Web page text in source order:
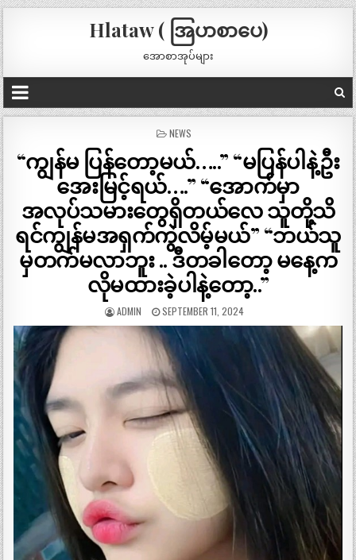
Hlataw ( အြပာစာပေ)
အောစာအုပ်များ
POSTED
NEWS
“ကျွန်မ ပြန်တော့မယ်…..” “မပြန်ပါနဲ့ဦး
အေးမြင့်ရယ်….” “အောက်မှာ
အလုပ်သမားတွေရှိတယ်လေ သူတို့သိ
ရင်ကျွန်မအရှက်ကွဲလိမ့်မယ်” “ဘယ်သူ
မှတက်မလာဘူး .. ဒီတခါတော့ မနေ့က
လိုမထားခဲ့ပါနဲ့တော့..”
ADMIN SEPTEMBER 11, 2024